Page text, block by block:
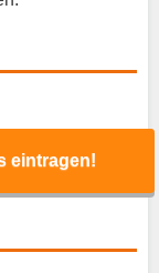
eintragen!